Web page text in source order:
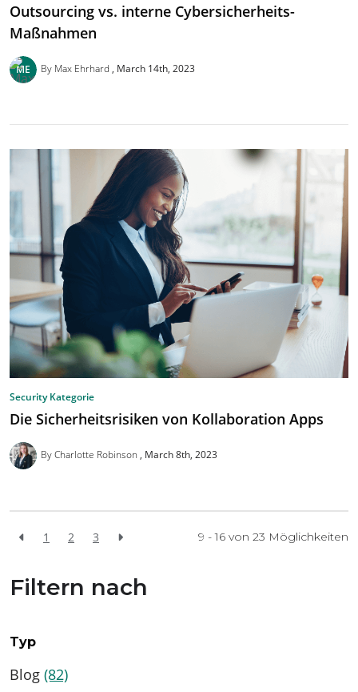
Outsourcing vs. interne Cybersicherheits-
Maßnahmen
By Max Ehrhard March 14th, 2023
Security Kategorie
Die Sicherheitsrisiken von Kollaboration Apps
By Charlotte Robinson March 8th, 2023
1 2 3 9 - 16 von 23 Möglichkeiten
Filtern nach
Typ
Blog (82)